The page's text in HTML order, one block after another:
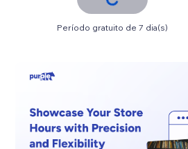
Período gratuito de 7 dia(s)